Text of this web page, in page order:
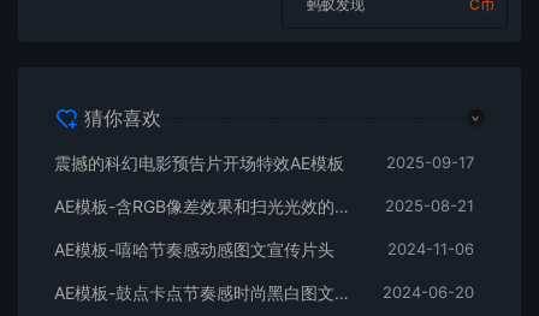
蚂蚁发现 C币
猜你喜欢
震撼的科幻电影预告片开场特效AE模板 2025-09-17
AE模板-含RGB像差效果和扫光光效的快速logo开场 2025-08-21
AE模板-嘻哈节奏感动感图文宣传片头 2024-11-06
AE模板-鼓点卡点节奏感时尚黑白图文排版展示开场片头 2024-06-20